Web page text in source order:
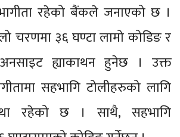
रहेको बैंकले जनाएको छ ।
चरणमा ३६ घण्टा लामो कोडिङ र
ह्याकाथन हुनेछ । उक्त
सहभागि टोलीहरुको लागि
रहेको छ । साथै, सहभागि